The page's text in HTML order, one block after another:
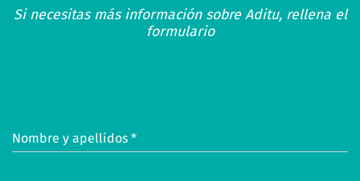
Si necesitas más información sobre Aditu, rellena el
formulario
Nombre y apellidos *